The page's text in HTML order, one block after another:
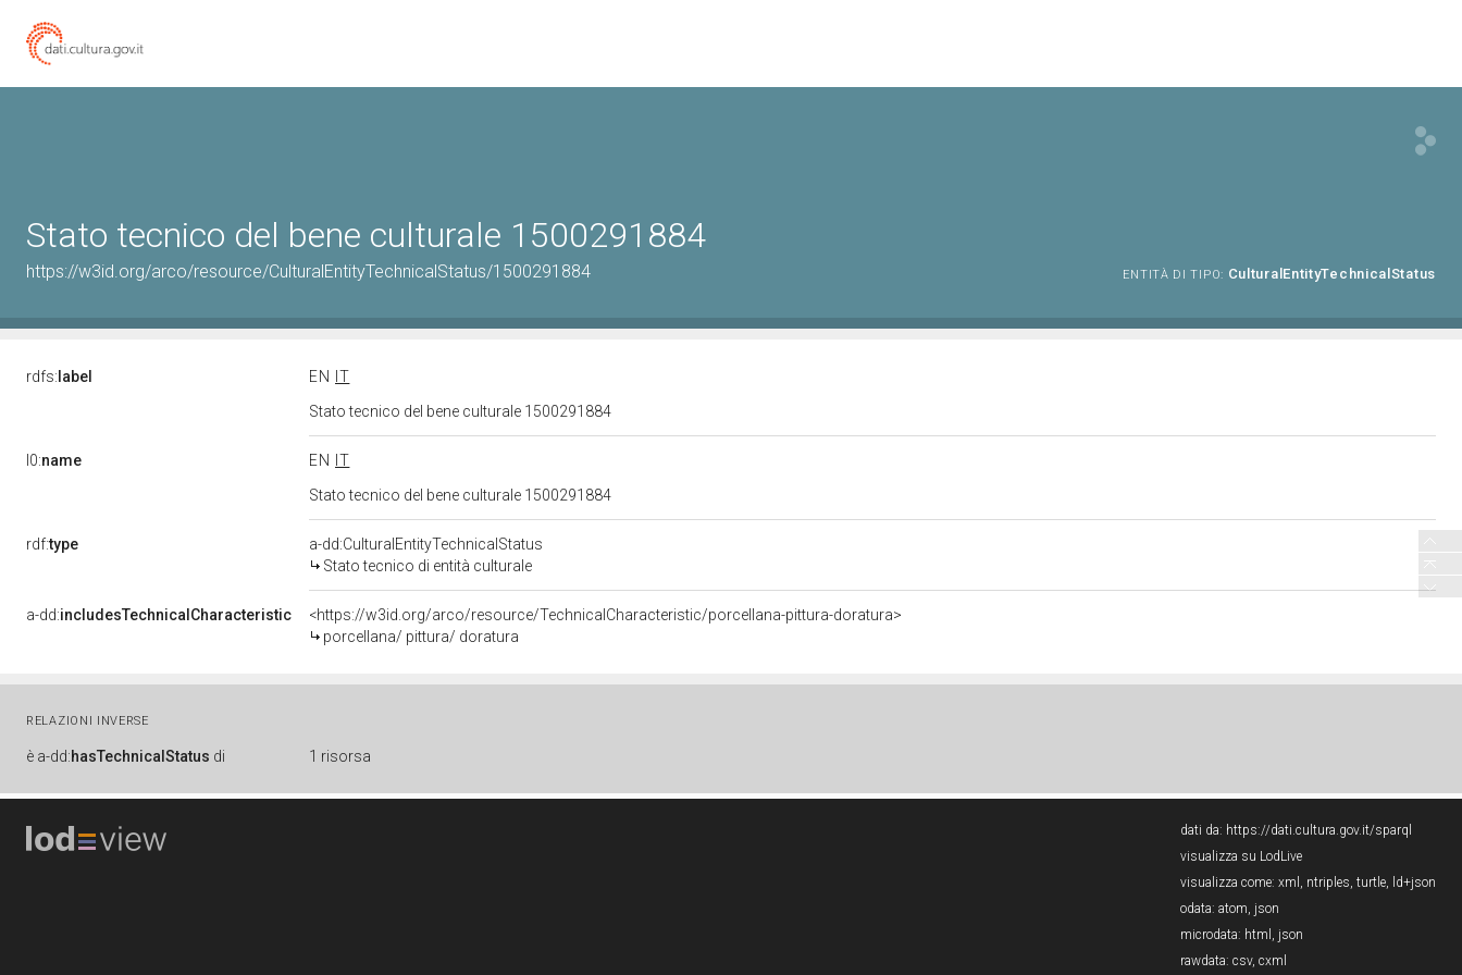
Stato tecnico del bene culturale 1500291884
https://w3id.org/arco/resource/CulturalEntityTechnicalStatus/1500291884 ENTITÀ DI TIPO: CulturalEntityTechnicalStatus
rdfs: label EN
IT
Stato tecnico del bene culturale 1500291884
l0:name EN
IT
Stato tecnico del bene culturale 1500291884
rdf:type
a-dd:CulturalEntityTechnicalStatus
Stato tecnico di entità culturale
a-dd:includesTechnicalCharacteristic
<https://w3id.org/arco/resource/TechnicalCharacteristic/porcellana-pittura-doratura>
porcellana/ pittura/ doratura
RELAZIONI INVERSE
è a-dd:hasTechnicalStatus di 1 risorsa
dati da: https://dati.cultura.gov.it/sparql
visualizza su LodLive
visualizza come: xml , ntriples, turtle, ld+json
odata: atom, json
microdata: html , json
rawdata: csv, cxml